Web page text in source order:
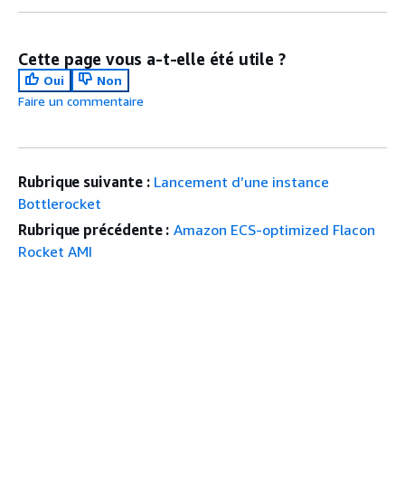
Cette page vous a-t-elle été utile ?
Oui
Non
Faire un commentaire
Rubrique suivante : Lancement d’une instance
Bottlerocket
Rubrique précédente : Amazon ECS-optimized Flacon
Rocket AMI